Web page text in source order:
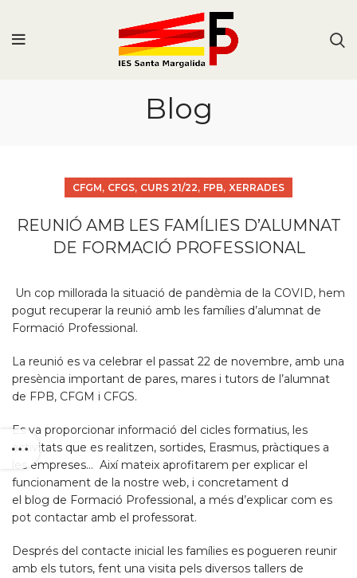
Blog
CFGM, CFGS, CURS 21/22, FPB, XERRADES
REUNIÓ AMB LES FAMÍLIES D’ALUMNAT
DE FORMACIÓ PROFESSIONAL
Un cop millorada la situació de pandèmia de la COVID, hem
pogut recuperar la reunió amb les famílies d’alumnat de
Formació Professional.
La reunió es va celebrar el passat 22 de novembre, amb una
presència important de pares, mares i tutors de l’alumnat
de FPB, CFGM i CFGS.
Es va proporcionar informació del cicles formatius, les
activitats que es realitzen, sortides, Erasmus, pràctiques a
les empreses… Així mateix aprofitarem per explicar el
funcionament de la nostre web, i concretament d
el blog de Formació Professional, a més d’explicar com es
pot contactar amb el professorat.
Després del contacte inicial les famílies es pogueren reunir
amb els tutors, fent una visita pels diversos tallers de